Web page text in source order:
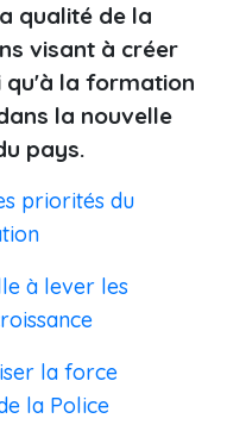
qualité de la
visant à créer
qu'à la formation
la nouvelle
pays.
priorités du
à lever les
la force
la Police